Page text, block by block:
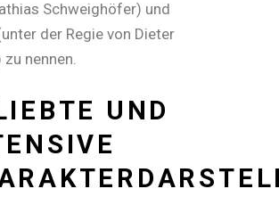
Schweighöfer) und
der Regie von Dieter
nennen.
UND